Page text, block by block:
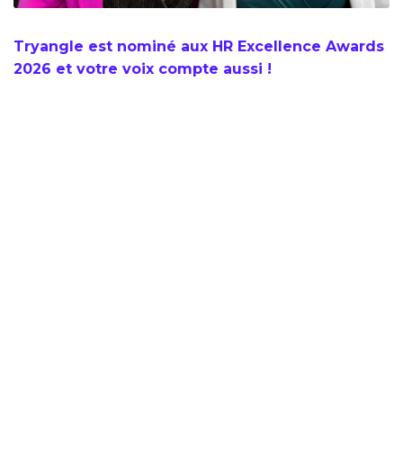
Tryangle est nominé aux HR Excellence Awards
2026 et votre voix compte aussi !